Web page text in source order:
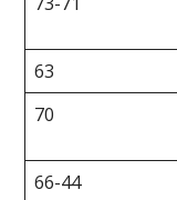
63
70
66-44